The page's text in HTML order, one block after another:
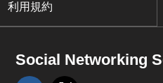
利用規約
Social Networking